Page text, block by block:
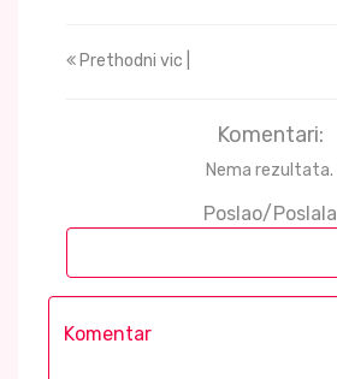
Prethodni vic |
Komentari:
Nema rezultata.
Poslao/Poslala